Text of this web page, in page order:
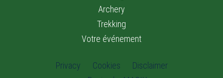
Archery
Trekking
Votre événement
Privacy Cookies
Disclaimer